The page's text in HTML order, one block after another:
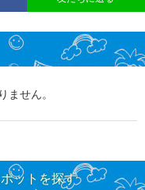
せん。
ットを探す